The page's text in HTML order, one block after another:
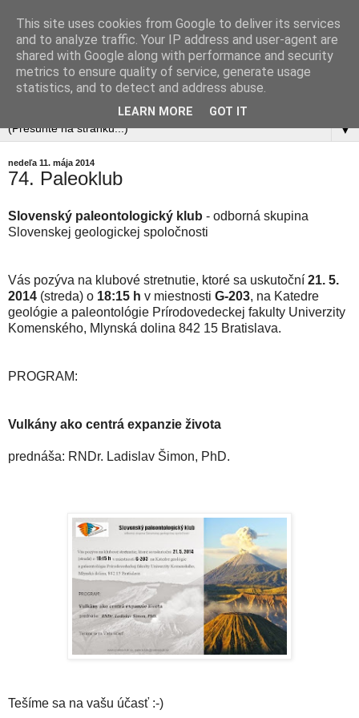
▼
nedeľa 11. mája 2014
74. Paleoklub
Slovenský paleontologický klub - odborná skupina
Slovenskej geologickej spoločnosti
Vás pozýva na klubové stretnutie, ktoré sa uskutoční 21. 5.
2014 (streda) o 18:15 h v miestnosti G-203, na Katedre
geológie a paleontológie Prírodovedeckej fakulty Univerzity
Komenského, Mlynská dolina 842 15 Bratislava.
PROGRAM:
Vulkány ako centrá expanzie života
prednáša: RNDr. Ladislav Šimon, PhD.
Tešíme sa na vašu účasť :-)
This site uses cookies from Google to deliver its services
and to analyze traffic. Your IP address and user-agent are
shared with Google along with performance and security
metrics to ensure quality of service, generate usage
statistics, and to detect and address abuse.
LEARN MORE GOT IT